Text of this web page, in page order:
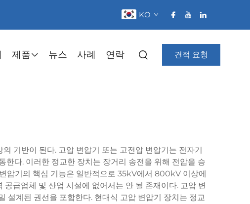
KO
제품 뉴스 사례 연락 견적 요청
기반이 된다. 고압 변압기 또는 고전압 변압기는 전자기
다. 이러한 정교한 장치는 장거리 송전을 위해 전압을 승
압기의 핵심 기능은 일반적으로 35kV에서 800kV 이상에
급업체 및 산업 시설에 없어서는 안 될 존재이다. 고압 변
설계된 권선을 포함한다. 현대식 고압 변압기 장치는 정교